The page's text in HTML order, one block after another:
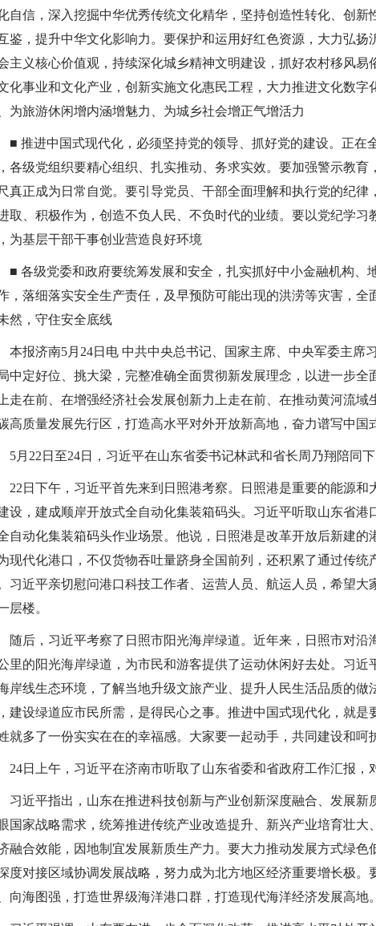
自信，深入挖掘中华优秀传统文化精华，坚持创造性转化、创
鉴，提升中华文化影响力。要保护和运用好红色资源，大力弘
主义核心价值观，持续深化城乡精神文明建设，抓好农村移风
化事业和文化产业，创新实施文化惠民工程，大力推进文化数
为旅游休闲增内涵增魅力、为城乡社会增正气增活力
进中国式现代化，必须坚持党的领导、抓好党的建设。正在
各级党组织要精心组织、扎实推动、务求实效。要加强警示教
真正成为日常自觉。要引导党员、干部全面理解和执行党的纪
取、积极作为，创造不负人民、不负时代的业绩。要以党纪学
为基层干部干事创业营造良好环境
级党委和政府要统筹发展和安全，扎实抓好中小金融机构、
，落细落实安全生产责任，及早预防可能出现的洪涝等灾害，
然，守住安全底线
报济南5月24日电 中共中央总书记、国家主席、中央军委主席
中定好位、挑大梁，完整准确全面贯彻新发展理念，以进一步
走在前、在增强经济社会发展创新力上走在前、在推动黄河流
高质量发展先行区，打造高水平对外开放新高地，奋力谱写中国
22日至24日，习近平在山东省委书记林武和省长周乃翔陪同下
日下午，习近平首先来到日照港考察。日照港是重要的能源和
设，建成顺岸开放式全自动化集装箱码头。习近平听取山东省
自动化集装箱码头作业场景。他说，日照港是改革开放后新建
现代化港口，不仅货物吞吐量跻身全国前列，还积累了通过传
习近平亲切慰问港口科技工作者、运营人员、航运人员，希望
层楼。
后，习近平考察了日照市阳光海岸绿道。近年来，日照市对沿
里的阳光海岸绿道，为市民和游客提供了运动休闲好去处。习
岸线生态环境，了解当地升级文旅产业、提升人民生活品质的
建设绿道应市民所需，是得民心之事。推进中国式现代化，就
就多了一份实实在在的幸福感。大家要一起动手，共同建设和呵
日上午，习近平在济南市听取了山东省委和省政府工作汇报，
近平指出，山东在推进科技创新与产业创新深度融合、发展新
国家战略需求，统筹推进传统产业改造提升、新兴产业培育壮
融合效能，因地制宜发展新质生产力。要大力推动发展方式绿色
度对接区域协调发展战略，努力成为北方地区经济重要增长极
向海图强，打造世界级海洋港口群，打造现代海洋经济发展高地。